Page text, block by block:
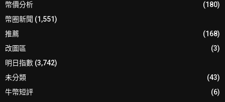
幣價分析
(180)
幣圈新聞 (1,551)
推薦
(168)
改圖區
(3)
明日指數 (3,742)
未分類
(43)
牛幣短評
(6)